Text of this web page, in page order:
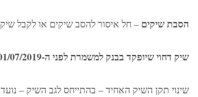
הסבתשיקים – חל איסור להסב שיקים או לקבל
שיק דחוי שיופקד בבנק למשמרת לפני ה-01/07/2019
שינוי תקן השיק האחיד – בהתייחס לגב השיק –